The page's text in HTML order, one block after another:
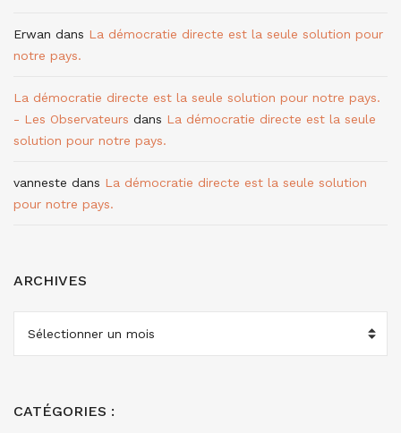
Erwan dans La démocratie directe est la seule solution pour
notre pays.
La démocratie directe est la seule solution pour notre pays.
- Les Observateurs dans La démocratie directe est la seule
solution pour notre pays.
vanneste dans La démocratie directe est la seule solution
pour notre pays.
ARCHIVES
ARCHIVES
CATÉGORIES :